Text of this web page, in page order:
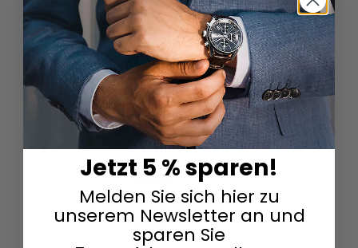
Damen
Herren
Skelettuhren
Damen
Herren
Smartwatches
Damen
Herren
Solaruhren
Herren
Damen
Sportuhren
Damen
Herren
Swarovski & Edelsteine
Damen
Herren
Jetzt 5 % sparen!
Melden Sie sich hier zu
unserem Newsletter an und
sparen Sie